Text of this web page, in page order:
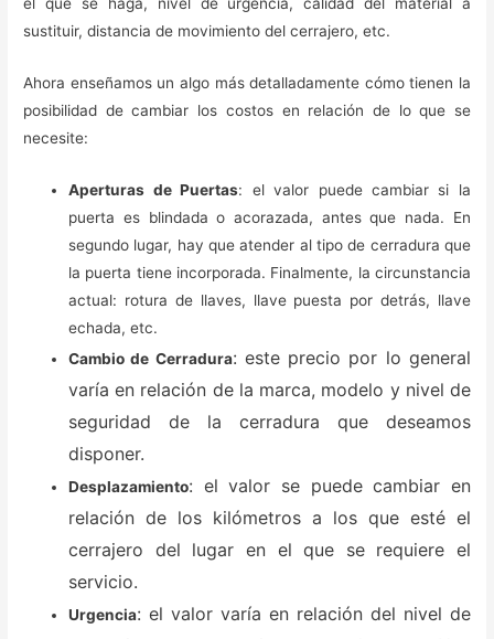
sustituir, distancia de movimiento del cerrajero, etc.
Ahora enseñamos un algo más detalladamente cómo tienen la
posibilidad de cambiar los costos en relación de lo que se
necesite:
Aperturas de Puertas: el valor puede cambiar si la
puerta es blindada o acorazada, antes que nada. En
segundo lugar, hay que atender al tipo de cerradura que
la puerta tiene incorporada. Finalmente, la circunstancia
actual: rotura de llaves, llave puesta por detrás, llave
echada, etc.
Cambio de Cerradura: este precio por lo general
varía en relación de la marca, modelo y nivel de
seguridad de la cerradura que deseamos
disponer.
Desplazamiento: el valor se puede cambiar en
relación de los kilómetros a los que esté el
cerrajero del lugar en el que se requiere el
servicio.
Urgencia: el valor varía en relación del nivel de